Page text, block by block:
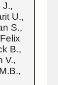
J.,
U.,
S.,
B.,
V.,